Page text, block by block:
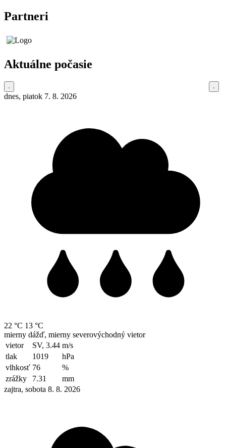
Partneri
Aktuálne počasie
dnes, piatok 7. 8. 2026
22 °C 13 °C
mierny dážď, mierny severovýchodný vietor
vietor
SV, 3.44 m/s
tlak
1019
hPa
vlhkosť 76
%
zrážky
7.31
mm
zajtra, sobota 8. 8. 2026